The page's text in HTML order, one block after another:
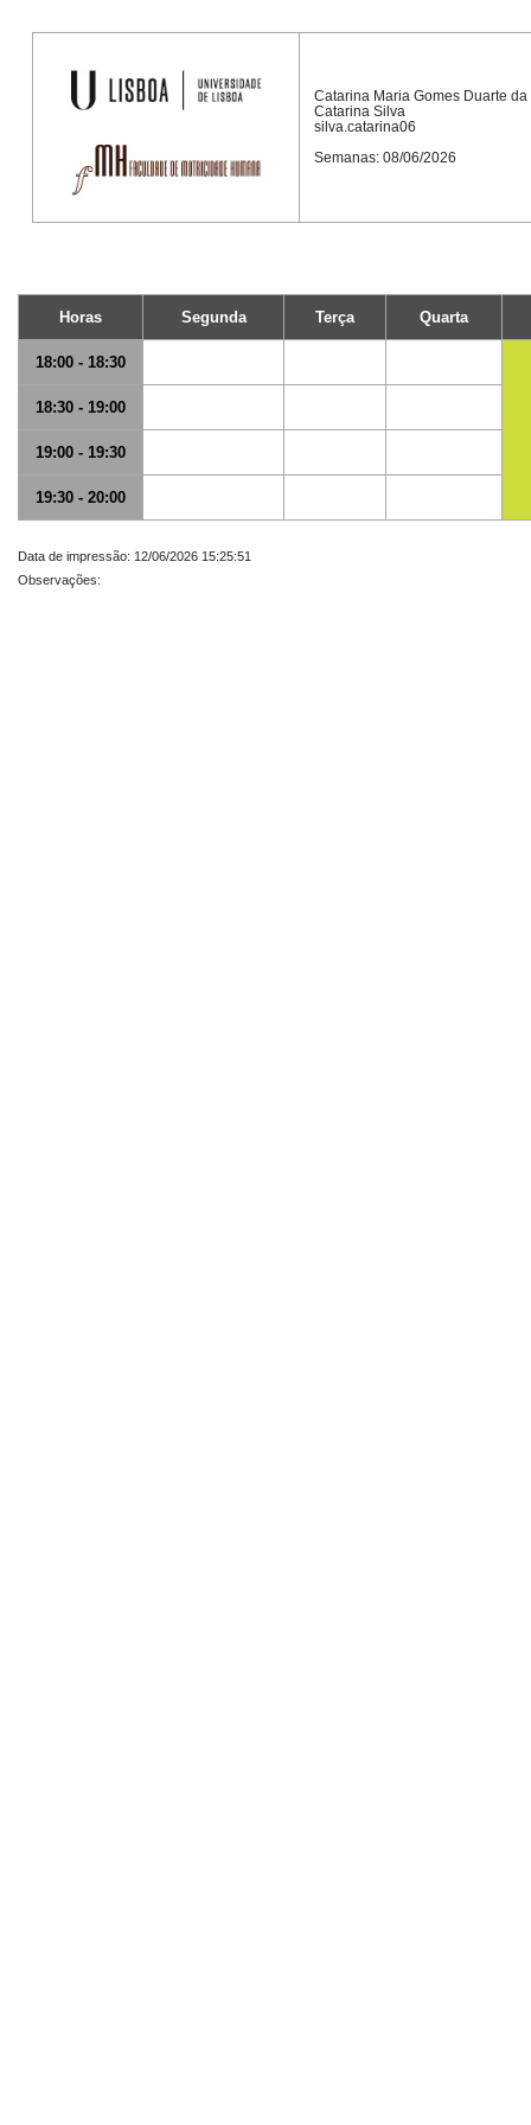
Catarina Maria Gomes Duarte da
Catarina Silva
silva.catarina06
Semanas: 08/06/2026
Horas Segunda Terça Quarta
18:00 - 18:30
18:30 - 19:00
19:00 - 19:30
19:30 - 20:00
Data de impressão: 12/06/2026 15:25:51
Observações: